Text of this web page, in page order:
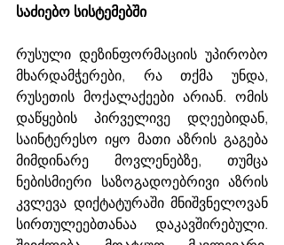
საძიებო სისტემებში
რუსული დეზინფორმაციის უპირობო
მხარდამჭერები, რა თქმა უნდა,
რუსეთის მოქალაქეები არიან. ომის
დაწყების პირველივე დღეებიდან,
საინტერესო იყო მათი აზრის გაგება
მიმდინარე მოვლენებზე, თუმცა
ნებისმიერი საზოგადოებრივი აზრის
კვლევა დიქტატურაში მნიშვნელოვან
სირთულეებთანაა დაკავშირებული.